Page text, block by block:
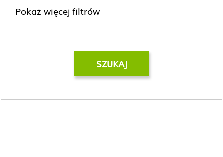
Pokaż więcej filtrów